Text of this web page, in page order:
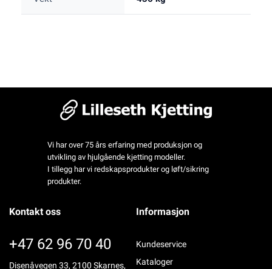
Vi har over 75 års erfaring med produksjon og
utvikling av hjulgående kjetting modeller.
I tillegg har vi redskapsprodukter og løft/sikring
produkter.
Kontakt oss
+47 62 96 70 40
Disenåvegen 33, 2100 Skarnes,
Informasjon
Kundeservice
Kataloger